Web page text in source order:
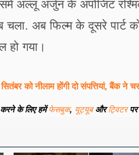
अल्लू अर्जुन के अपोजिट
चला. अब फिल्म के दूसरे
हो गया।
को नीलाम होंगी दो संपत्तियां, बैंक ने
के लिए हमेंफेसबुक, यूट्यूबऔरट्विटरपर